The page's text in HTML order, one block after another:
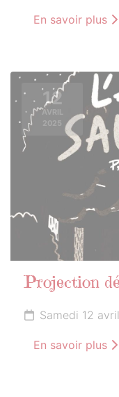
En savoir plus
12
AVRIL
2025
Projection
Samedi 12
En savoir plus